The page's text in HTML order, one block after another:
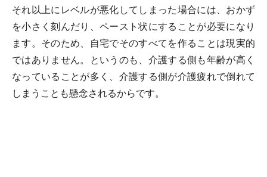
それ以上にレベルが悪化してしまった場合には、おかず
を小さく刻んだり、ペースト状にすることが必要になり
ます。そのため、自宅でそのすべてを作ることは現実的
ではありません。というのも、介護する側も年齢が高く
なっていることが多く、介護する側が介護疲れで倒れて
しまうことも懸念されるからです。